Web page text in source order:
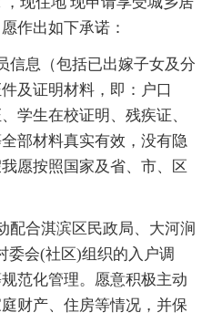
作出如下承诺：
信息（包括已出嫁子女及分
及证明材料，即：户口
学生在校证明、残疾证、
部材料真实有效，没有隐
愿按照国家及省、市、区
配合淇滨区民政局、大河涧
委会(社区)组织的入户调
范化管理。愿意积极主动
财产、住房等情况，并保